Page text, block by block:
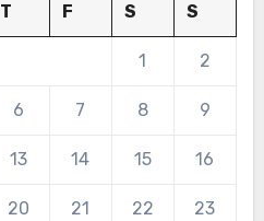
T F S S
1 2
6 7 8 9
13 14 15 16
20 21 22 23